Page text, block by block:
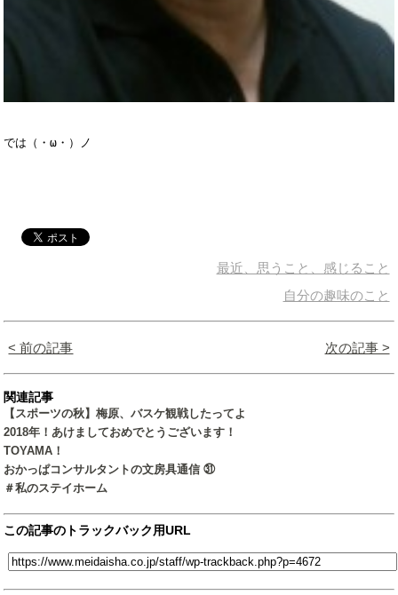
では（・ω・）ノ
最近、思うこと、感じること
自分の趣味のこと
< 前の記事 次の記事 >
関連記事
【スポーツの秋】梅原、バスケ観戦したってよ
2018年！あけましておめでとうございます！
TOYAMA！
おかっぱコンサルタントの文房具通信 ㉛
＃私のステイホーム
この記事のトラックバック用URL